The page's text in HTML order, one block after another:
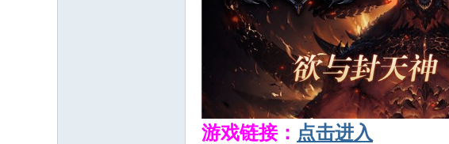
游戏链接： 点击进入